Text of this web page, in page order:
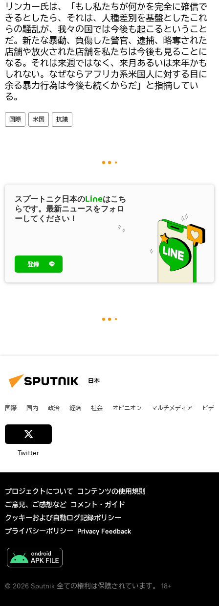
リンカー氏は、「もし私たちが何かを完全に確信で
きるとしたら、それは、人種差別を基盤としたこれ
らの騒乱が、我々の国では今後も起こるということ
だ。新たな暴動、負傷した警官、逮捕、略奪された
店舗や放火された店舗を私たちは今後も見ることに
なる。それは来週ではなく、来月あるいは来年かも
しれない。なぜならアフリカ系米国人に対する目に
余る暴力行為は今後も続くからだ」と指摘してい
る。
国際 米国 抗議
スプートニク日本のLineはこち
らです。最新ニュースをフォロ
ーしてください！
登録
日本
国際 国内 政治 経済 社会 オピニオン マルチメディア ビデ
Twitter
プロジェクトについて コンテンツの使用規則
ご意見、ご感想など コメント・ガイド
クッキーおよび自動ログ記録ポリシー
プライバシーポリシー Privacy Feedback
© 2026 Sputnik 全ての権利は保護されています。 18+